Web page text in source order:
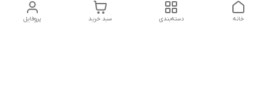
پروفایل سبد خرید دسته‌بندی خانه